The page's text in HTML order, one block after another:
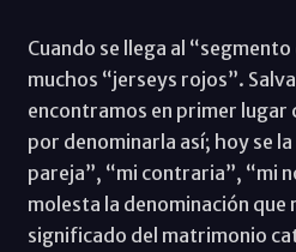
Cuando se llega al
muchos “jerseys rojos”.
encontramos en primer lugar
por denominarla así; hoy se
pareja”, “mi contraria”, “mi
molesta la denominación que
significado del matrimonio